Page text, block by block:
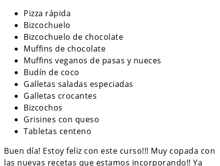
Pizza rápida
Bizcochuelo
Bizcochuelo de chocolate
Muffins de chocolate
Muffins veganos de pasas y nueces
Budín de coco
Galletas saladas especiadas
Galletas crocantes
Bizcochos
Grisines con queso
Tabletas centeno
Buen día! Estoy feliz con este curso!!! Muy copada con
las nuevas recetas que estamos incorporando!! Ya